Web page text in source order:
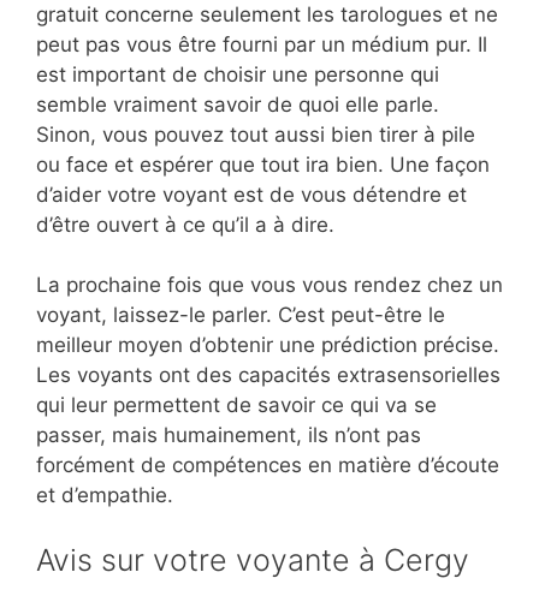
gratuit concerne seulement les tarologues et ne
peut pas vous être fourni par un médium pur. Il
est important de choisir une personne qui
semble vraiment savoir de quoi elle parle.
Sinon, vous pouvez tout aussi bien tirer à pile
ou face et espérer que tout ira bien. Une façon
d’aider votre voyant est de vous détendre et
d’être ouvert à ce qu’il a à dire.
La prochaine fois que vous vous rendez chez un
voyant, laissez-le parler. C’est peut-être le
meilleur moyen d’obtenir une prédiction précise.
Les voyants ont des capacités extrasensorielles
qui leur permettent de savoir ce qui va se
passer, mais humainement, ils n’ont pas
forcément de compétences en matière d’écoute
et d’empathie.
Avis sur votre voyante à Cergy